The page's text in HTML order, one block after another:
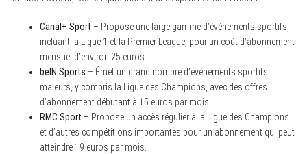
Canal+ Sport – Propose une large gamme d’événements sportifs,
incluant la Ligue 1 et la Premier League, pour un coût d’abonnement
mensuel d’environ 25 euros.
beIN Sports – Émet un grand nombre d’événements sportifs
majeurs, y compris la Ligue des Champions, avec des offres
d’abonnement débutant à 15 euros par mois.
RMC Sport – Propose un accès régulier à la Ligue des Champions
et d’autres compétitions importantes pour un abonnement qui peut
atteindre 19 euros par mois.